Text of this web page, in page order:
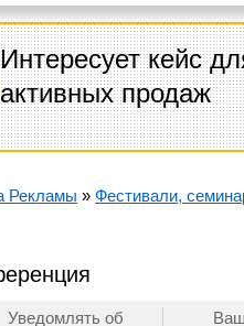
Интересует кейс
активных продаж
Рекламы » Фестивали,
Уведомлять об